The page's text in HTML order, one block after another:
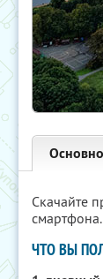
Скачайте
ЧТО ВЫ